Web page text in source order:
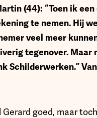
(44): “Toen ik
te nemen. Hij
veel meer
tegenover.
Schilderwerken.”
goed, maar